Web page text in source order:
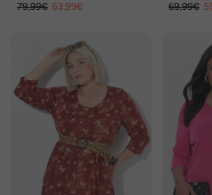
79,99€ 63,99€ 69,99€